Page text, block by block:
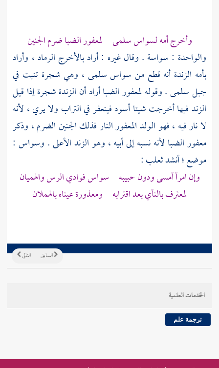
وأخرج أمه لسواس سلمى لمعفور الضبا ضرم الجنين
والواحدة : سواسة . وقال غيره : أراد بالأخرج الرماد ، وأراد
بأمه الزندة أنه قطع من سواس سلمى ، وهي شجرة تنبت في
جبل سلمى . وقوله لمعفور الضبا أراد أن الزندة شجرة إذا قيل
الزند فيها أخرجت شيئا أسود فينعفر في التراب ولا يري ، لأنه
لا نار فيه ، فهو الولد المعفور النار فذلك الجنين الضرم ، وذكر
معفور الضبا لأنه نسبه إلى أبيه ، وهو الزند الأعلى . وسواس :
موضع ؛ أنشدثعلب:
وإن امرأ أمسى ودون حبيبه سواس فوادي الرس والهميان
لمعترف بالنأي بعد اقترابه ومعذورة عيناه بالهملان
التالي السابق
الخدمات العلمية
ترجمة علم